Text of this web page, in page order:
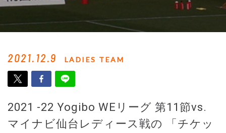
2021.12.9 LADIES TEAM
2021 -22 Yogibo WEリーグ 第11節vs.
マイナビ仙台レディース戦の 「チケッ